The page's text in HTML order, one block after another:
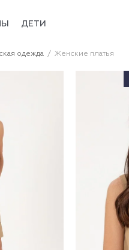
ДЕТИ
одежда Женские платья